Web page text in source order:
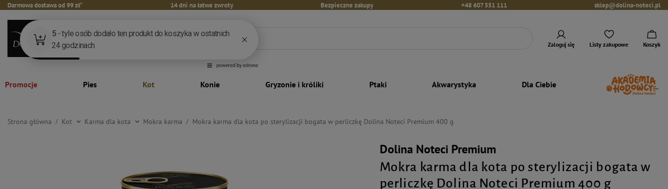
Darmowa dostawa od 99 zł* 14 dni na łatwe zwroty Bezpieczne zakupy +48 607 551 111 sklep@dolina-noteci.pl
Zaloguj się Listy zakupowe Koszyk
Promocje Pies Kot Konie Gryzonie i króliki Ptaki Akwarystyka Dla Ciebie
Strona główna Kot Karma dla kota Mokra karma Mokra karma dla kota po sterylizacji bogata w perliczkę Dolina Noteci Premium 400 g
Dolina Noteci Premium
Mokra karma dla kota po sterylizacji bogata w
perliczkę Dolina Noteci Premium 400 g